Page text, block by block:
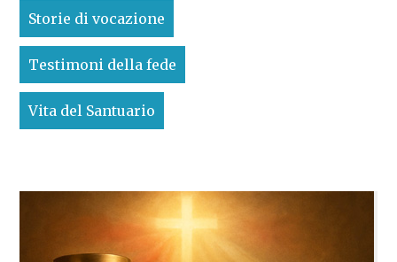
Storie di vocazione
Testimoni della fede
Vita del Santuario